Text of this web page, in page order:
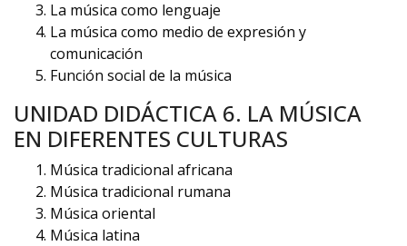
La música como lenguaje
La música como medio de expresión y
comunicación
Función social de la música
UNIDAD DIDÁCTICA 6. LA MÚSICA
EN DIFERENTES CULTURAS
Música tradicional africana
Música tradicional rumana
Música oriental
Música latina